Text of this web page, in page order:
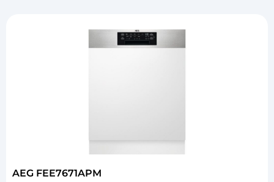
AEG FEE7671APM